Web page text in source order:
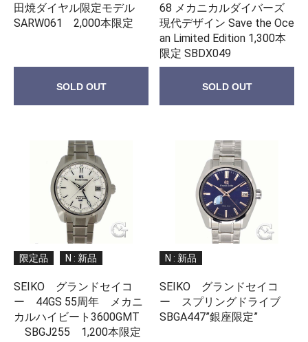
田焼ダイヤル限定モデル
SARW061 2,000本限定
SOLD OUT
68 メカニカルダイバーズ
現代デザイン Save the Oce
an Limited Edition 1,300本
限定 SBDX049
SOLD OUT
限定品 N : 新品
SEIKO グランドセイコ
ー 44GS 55周年 メカニ
カルハイビート3600GMT
SBGJ255 1,200本限定
N : 新品
SEIKO グランドセイコ
ー スプリングドライブ
SBGA447”銀座限定”